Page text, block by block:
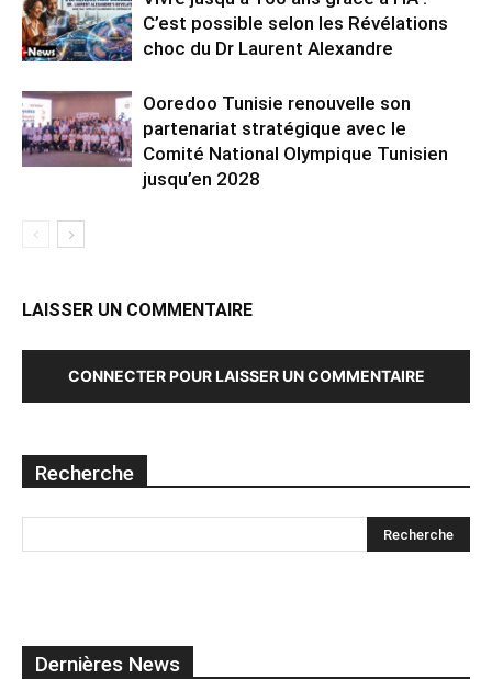
C’est possible selon les Révélations
choc du Dr Laurent Alexandre
Ooredoo Tunisie renouvelle son
partenariat stratégique avec le
Comité National Olympique Tunisien
jusqu’en 2028
LAISSER UN COMMENTAIRE
CONNECTER POUR LAISSER UN COMMENTAIRE
Recherche
Dernières News